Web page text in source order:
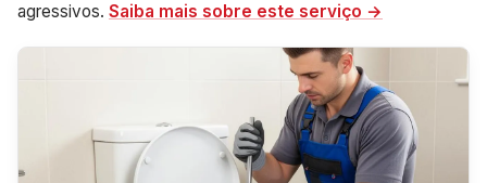
agressivos. Saiba mais sobre este serviço →